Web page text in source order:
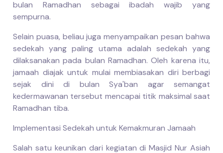
bulan Ramadhan sebagai ibadah wajib yang
sempurna.
Selain puasa, beliau juga menyampaikan pesan bahwa
sedekah yang paling utama adalah sedekah yang
dilaksanakan pada bulan Ramadhan. Oleh karena itu,
jamaah diajak untuk mulai membiasakan diri berbagi
sejak dini di bulan Sya'ban agar semangat
kedermawanan tersebut mencapai titik maksimal saat
Ramadhan tiba.
Implementasi Sedekah untuk Kemakmuran Jamaah
Salah satu keunikan dari kegiatan di Masjid Nur Asiah